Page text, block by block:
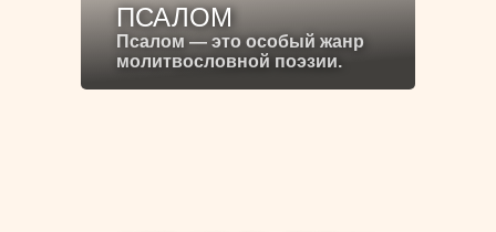
ПСАЛОМ
Псалом — это особый жанр
молитвословной поэзии.